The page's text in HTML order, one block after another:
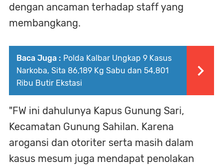
dengan ancaman terhadap staff yang
membangkang.
Baca Juga : Polda Kalbar Ungkap 9 Kasus
Narkoba, Sita 86,189 Kg Sabu dan 54,801
Ribu Butir Ekstasi
"FW ini dahulunya Kapus Gunung Sari,
Kecamatan Gunung Sahilan. Karena
arogansi dan otoriter serta masih dalam
kasus mesum juga mendapat penolakan